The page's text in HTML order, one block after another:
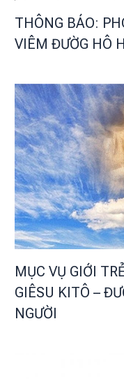
THÔNG BÁO:
VIÊM ĐƯỜG HÔ
MỤC VỤ GIỚI
GIÊSU KITÔ –
NGƯỜI